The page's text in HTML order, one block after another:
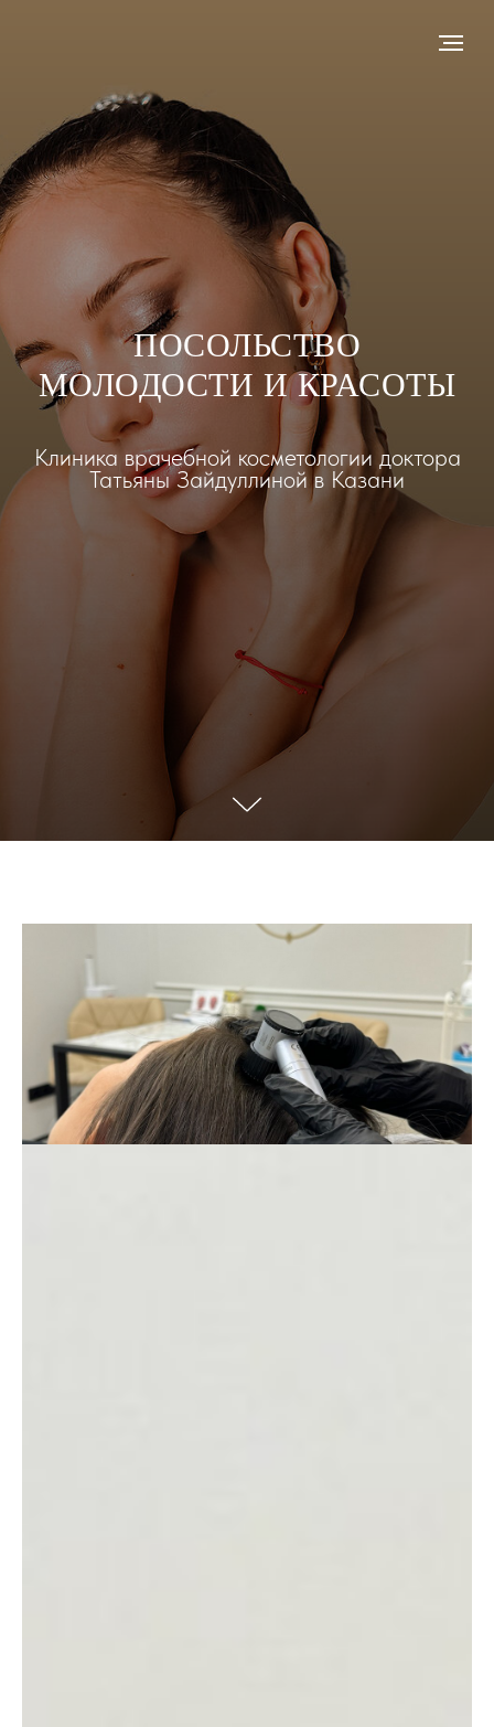
ПОСОЛЬСТВО
МОЛОДОСТИ И КРАСОТЫ
Клиника врачебной косметологии доктора
Татьяны Зайдуллиной в Казани